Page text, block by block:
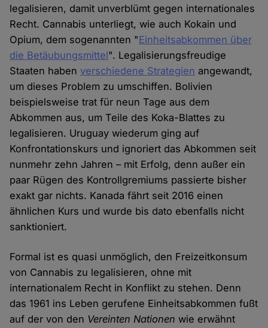
legalisieren, damit unverblümt gegen internationales
Recht. Cannabis unterliegt, wie auch Kokain und
Opium, dem sogenannten "Einheitsabkommen über
die Betäubungsmittel". Legalisierungsfreudige
Staaten habenverschiedene Strategien angewandt,
um dieses Problem zu umschiffen. Bolivien
beispielsweise trat für neun Tage aus dem
Abkommen aus, um Teile des Koka-Blattes zu
legalisieren. Uruguay wiederum ging auf
Konfrontationskurs und ignoriert das Abkommen seit
nunmehr zehn Jahren – mit Erfolg, denn außer ein
paar Rügen des Kontrollgremiums passierte bisher
exakt gar nichts. Kanada fährt seit 2016 einen
ähnlichen Kurs und wurde bis dato ebenfalls nicht
sanktioniert.
Formal ist es quasi unmöglich, den Freizeitkonsum
von Cannabis zu legalisieren, ohne mit
internationalem Recht in Konflikt zu stehen. Denn
das 1961 ins Leben gerufene Einheitsabkommen fußt
auf der von den Vereinten Nationen wie erwähnt